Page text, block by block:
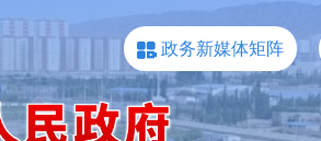
政务新媒体矩阵